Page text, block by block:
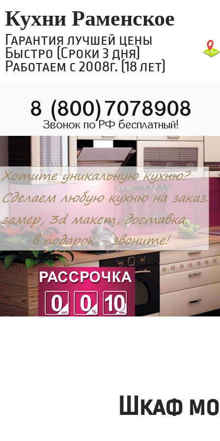
Кухни Раменское
Гарантия лучшей цены
Быстро (Сроки 3 дня)
Работаем с 2008г. (18 лет)
8 (800)7078908
Звонок по РФ бесплатный!
Шкаф